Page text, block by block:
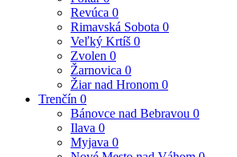
Revúca 0
Rimavská Sobota 0
Veľký Krtíš 0
Zvolen 0
Žarnovica 0
Žiar nad Hronom 0
Trenčín 0
Bánovce nad Bebravou 0
Ilava 0
Myjava 0